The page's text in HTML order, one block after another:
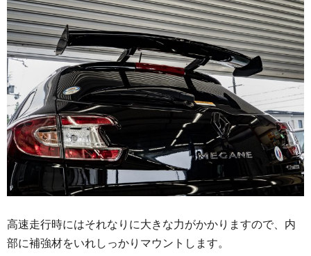
高速走行時にはそれなりに大きな力がかかりますので、内
部に補強材をいれしっかりマウントします。